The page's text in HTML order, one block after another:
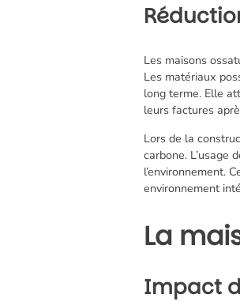
Les maisons
Les matériaux
long terme. Elle
leurs factures
Lors de la
carbone. L’usage
l’environnement.
environnement
La
Impact